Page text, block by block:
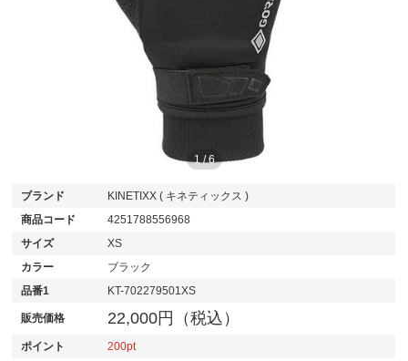
1/6
ブランド
KINETIXX ( キネティックス )
商品コード
4251788556968
サイズ
XS
カラー
ブラック
品番1
KT-702279501XS
販売価格 22,000円（税込）
ポイント
200